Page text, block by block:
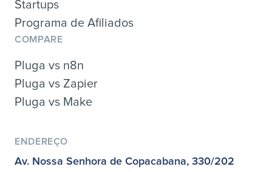
Startups
Programa de Afiliados
COMPARE
Pluga vs n8n
Pluga vs Zapier
Pluga vs Make
ENDEREÇO
Av. Nossa Senhora de Copacabana, 330/202